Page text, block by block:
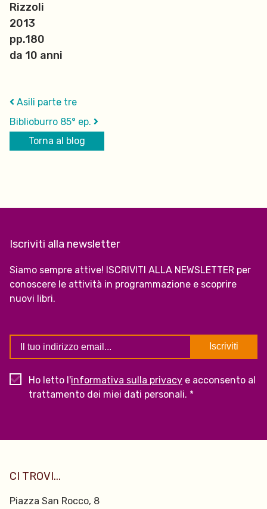
Rizzoli
2013
pp.180
da 10 anni
Asili parte tre
Torna al blog
Biblioburro 85° ep.
Iscriviti alla newsletter
Siamo sempre attive! ISCRIVITI ALLA NEWSLETTER per
conoscere le attività in programmazione e scoprire
nuovi libri.
Ho letto l'informativa sulla privacy e acconsento al
trattamento dei miei dati personali. *
CI TROVI...
Piazza San Rocco, 8